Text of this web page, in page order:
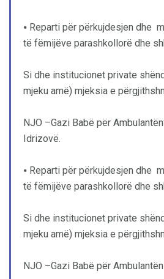
⦁ Reparti për përkujdesjen dhe
të fëmijëve parashkollorë dhe
Si dhe institucionet private
mjeku amë) mjeksia e
NJO –Gazi Babë për
Idrizovë.
⦁ Reparti për përkujdesjen dhe
të fëmijëve parashkollorë dhe
Si dhe institucionet private
mjeku amë) mjeksia e
NJO –Gazi Babë për